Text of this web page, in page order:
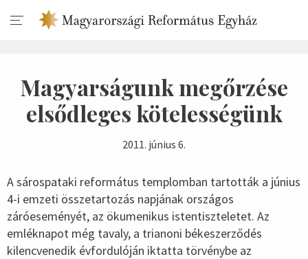
Magyarságunk megőrzése
elsődleges kötelességünk
2011. június 6.
A sárospataki református templomban tartották a június
4-i emzeti összetartozás napjának országos
záróeseményét, az ökumenikus istentiszteletet. Az
emléknapot még tavaly, a trianoni békeszerződés
kilencvenedik évfordulóján iktatta törvénybe az